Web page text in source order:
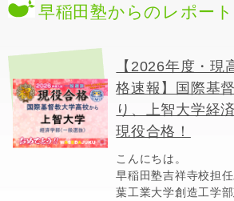
早稲田塾からのレポー
【2026年度・現
格速報】国際基
り、上智大学経
現役合格！
こんにちは。
早稲田塾吉祥寺校担
葉工業大学創造工学